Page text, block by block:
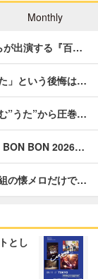
Monthly
が出演する『百…
」という後悔は…
”うた”から圧巻…
BON BON 2026…
の懐メロだけで…
とし